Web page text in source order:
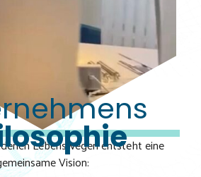
Lebenswegen entsteht eine
Vision: